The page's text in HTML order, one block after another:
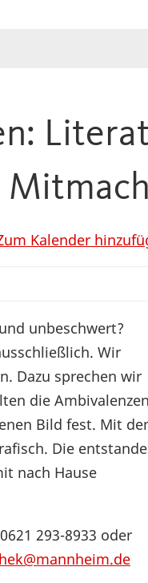
Kalender
unbeschwert?
Wir
Dazu sprechen wir
die Ambivalenzen
Bild fest. Mit
Die
nach Hause
0621 293-8933 oder